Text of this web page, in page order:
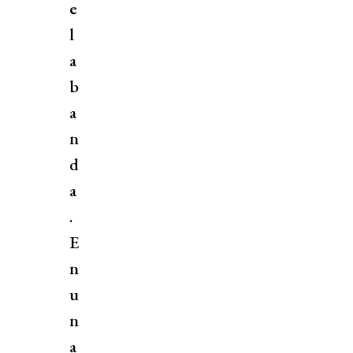
e
l
a
b
a
n
d
a
.
E
n
u
n
a